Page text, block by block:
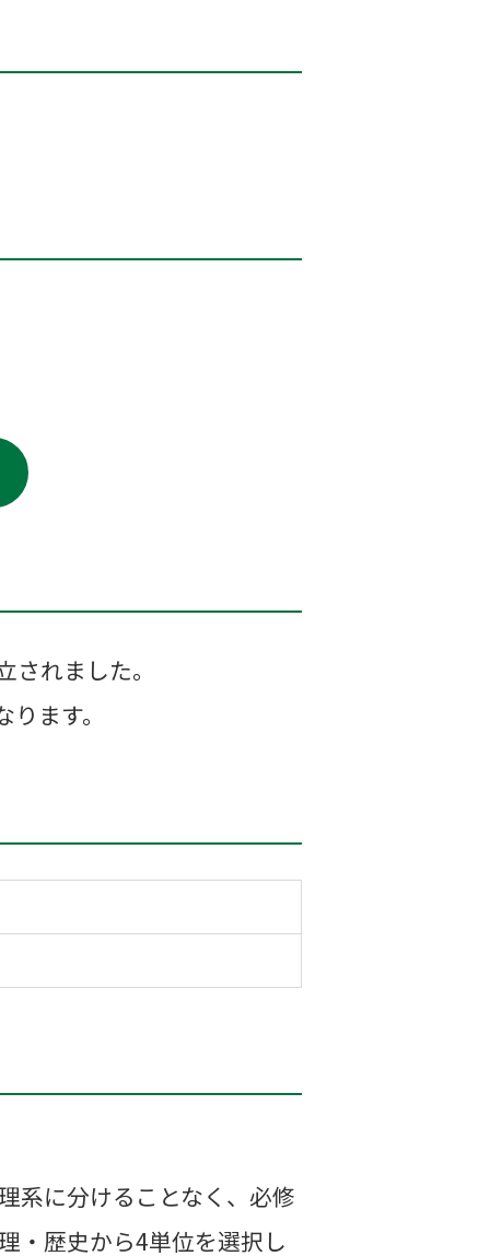
れました。
ます。
系に分けることなく、必修
・歴史から4単位を選択し